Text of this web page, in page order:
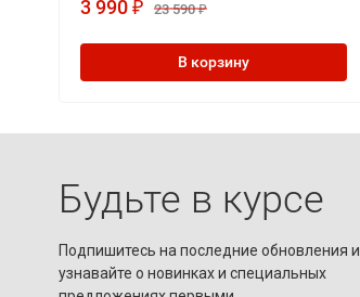
3 990 ₽ 23 590 ₽
В корзину
Будьте в курсе
Подпишитесь на последние обновления и
узнавайте о новинках и специальных